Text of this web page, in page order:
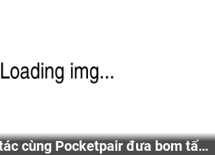
cùng Pocketpair đưa bom tấn